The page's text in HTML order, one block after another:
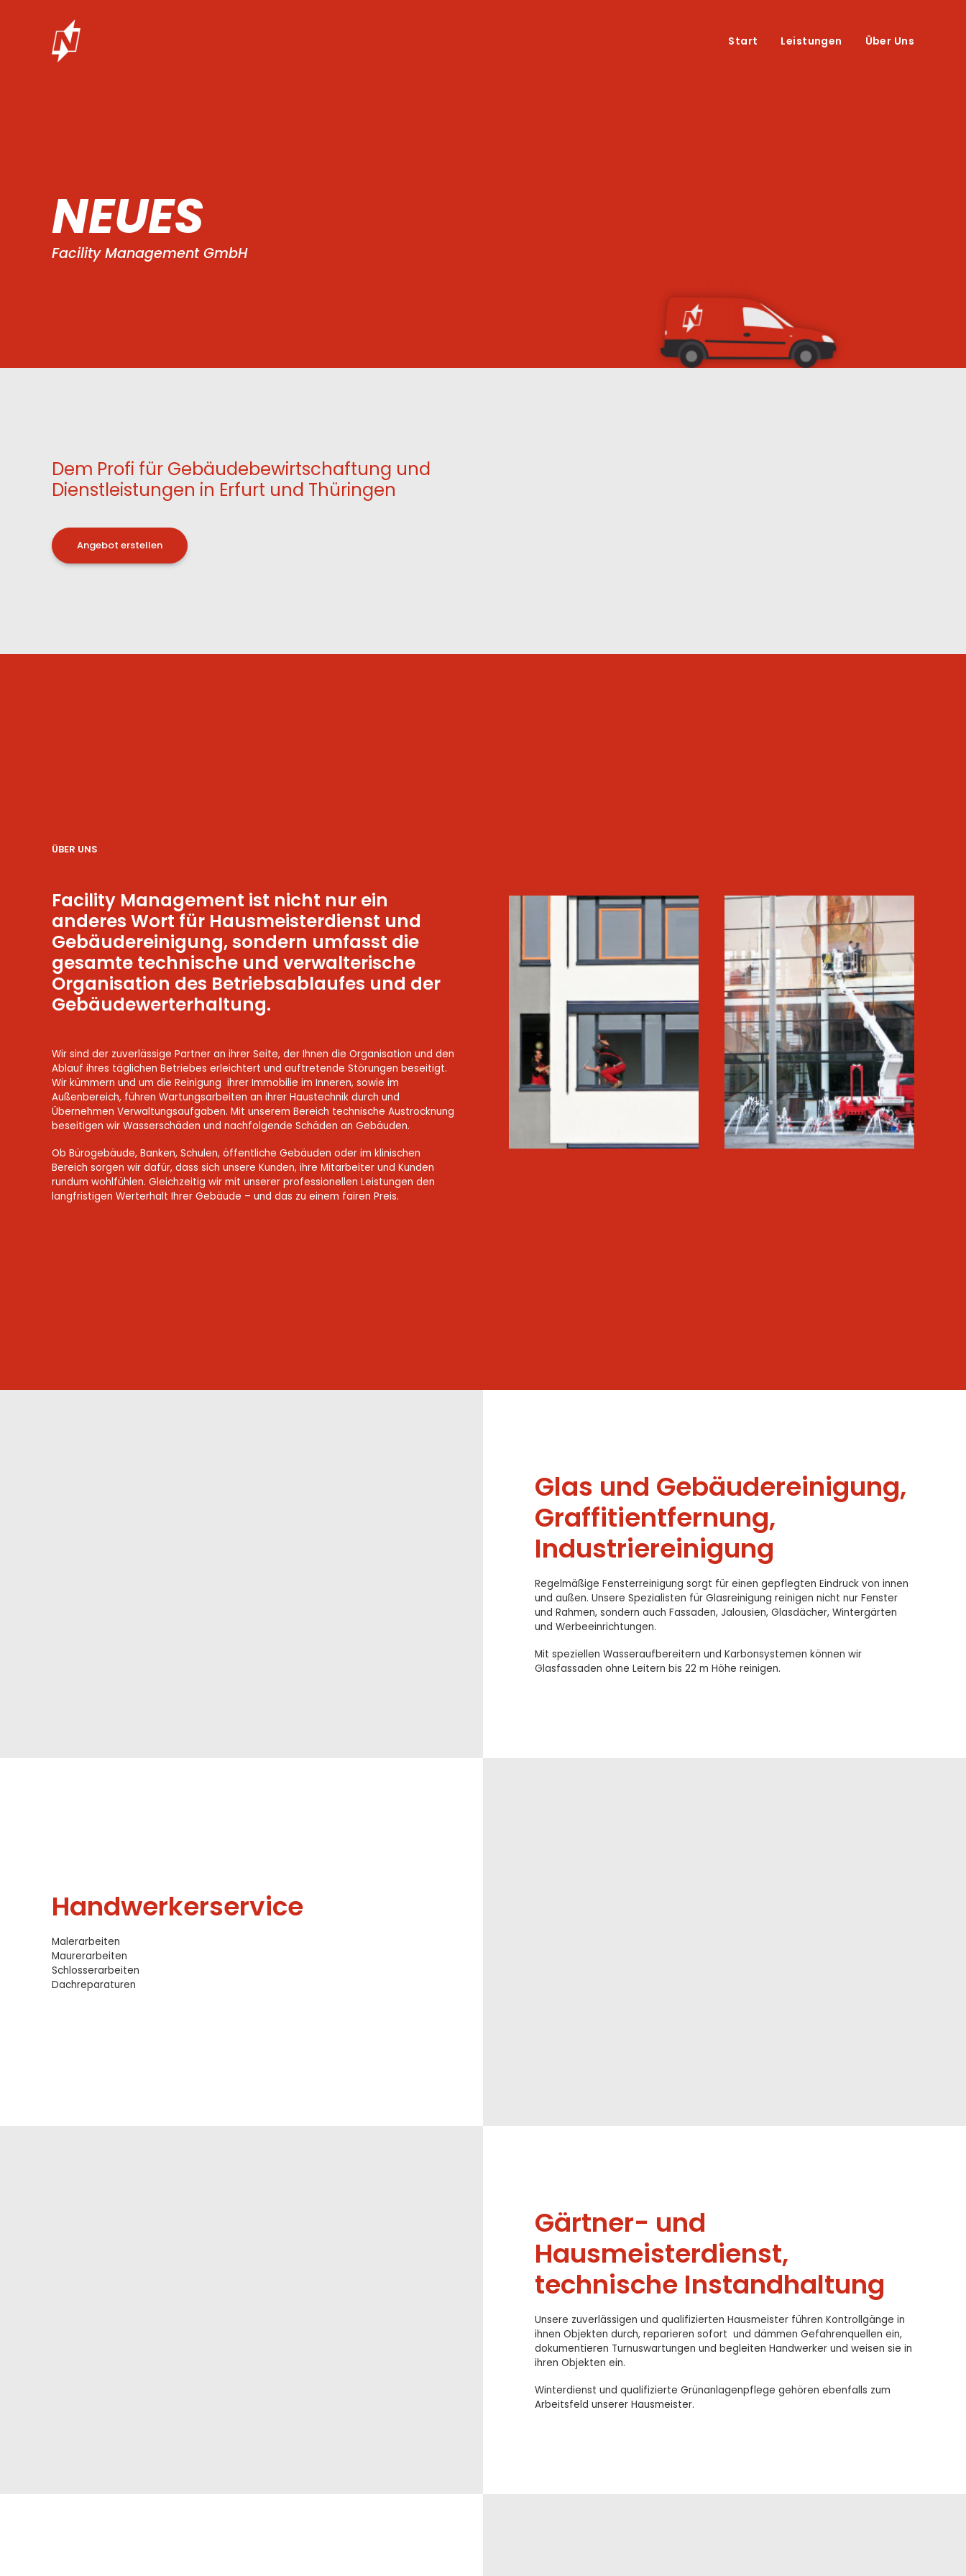
Start Leistungen Über Uns
NEUES
Facility Management GmbH
Dem Profi für Gebäudebewirtschaftung und
Dienstleistungen in Erfurt und Thüringen
Angebot erstellen
ÜBER UNS
Facility Management ist nicht nur ein
anderes Wort für Hausmeisterdienst und
Gebäudereinigung, sondern umfasst die
gesamte technische und verwalterische
Organisation des Betriebsablaufes und der
Gebäudewerterhaltung.
Wir sind der zuverlässige Partner an ihrer Seite, der Ihnen die Organisation und den
Ablauf ihres täglichen Betriebes erleichtert und auftretende Störungen beseitigt.
Wir kümmern und um die Reinigung ihrer Immobilie im Inneren, sowie im
Außenbereich, führen Wartungsarbeiten an ihrer Haustechnik durch und
Übernehmen Verwaltungsaufgaben. Mit unserem Bereich technische Austrocknung
beseitigen wir Wasserschäden und nachfolgende Schäden an Gebäuden.
Ob Bürogebäude, Banken, Schulen, öffentliche Gebäuden oder im klinischen
Bereich sorgen wir dafür, dass sich unsere Kunden, ihre Mitarbeiter und Kunden
rundum wohlfühlen. Gleichzeitig wir mit unserer professionellen Leistungen den
langfristigen Werterhalt Ihrer Gebäude – und das zu einem fairen Preis.
Glas und Gebäudereinigung,
Graffitientfernung,
Industriereinigung
Regelmäßige Fensterreinigung sorgt für einen gepflegten Eindruck von innen
und außen. Unsere Spezialisten für Glasreinigung reinigen nicht nur Fenster
und Rahmen, sondern auch Fassaden, Jalousien, Glasdächer, Wintergärten
und Werbeeinrichtungen.
Mit speziellen Wasseraufbereitern und Karbonsystemen können wir
Glasfassaden ohne Leitern bis 22 m Höhe reinigen.
Handwerkerservice
Malerarbeiten
Maurerarbeiten
Schlosserarbeiten
Dachreparaturen
Gärtner- und
Hausmeisterdienst,
technische Instandhaltung
Unsere zuverlässigen und qualifizierten Hausmeister führen Kontrollgänge in
ihnen Objekten durch, reparieren sofort und dämmen Gefahrenquellen ein,
dokumentieren Turnuswartungen und begleiten Handwerker und weisen sie in
ihren Objekten ein.
Winterdienst und qualifizierte Grünanlagenpflege gehören ebenfalls zum
Arbeitsfeld unserer Hausmeister.